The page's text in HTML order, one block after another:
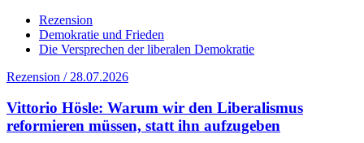
Rezension
Demokratie und Frieden
Die Versprechen der liberalen Demokratie
Rezension / 28.07.2026
Vittorio Hösle: Warum wir den Liberalismus
reformieren müssen, statt ihn aufzugeben